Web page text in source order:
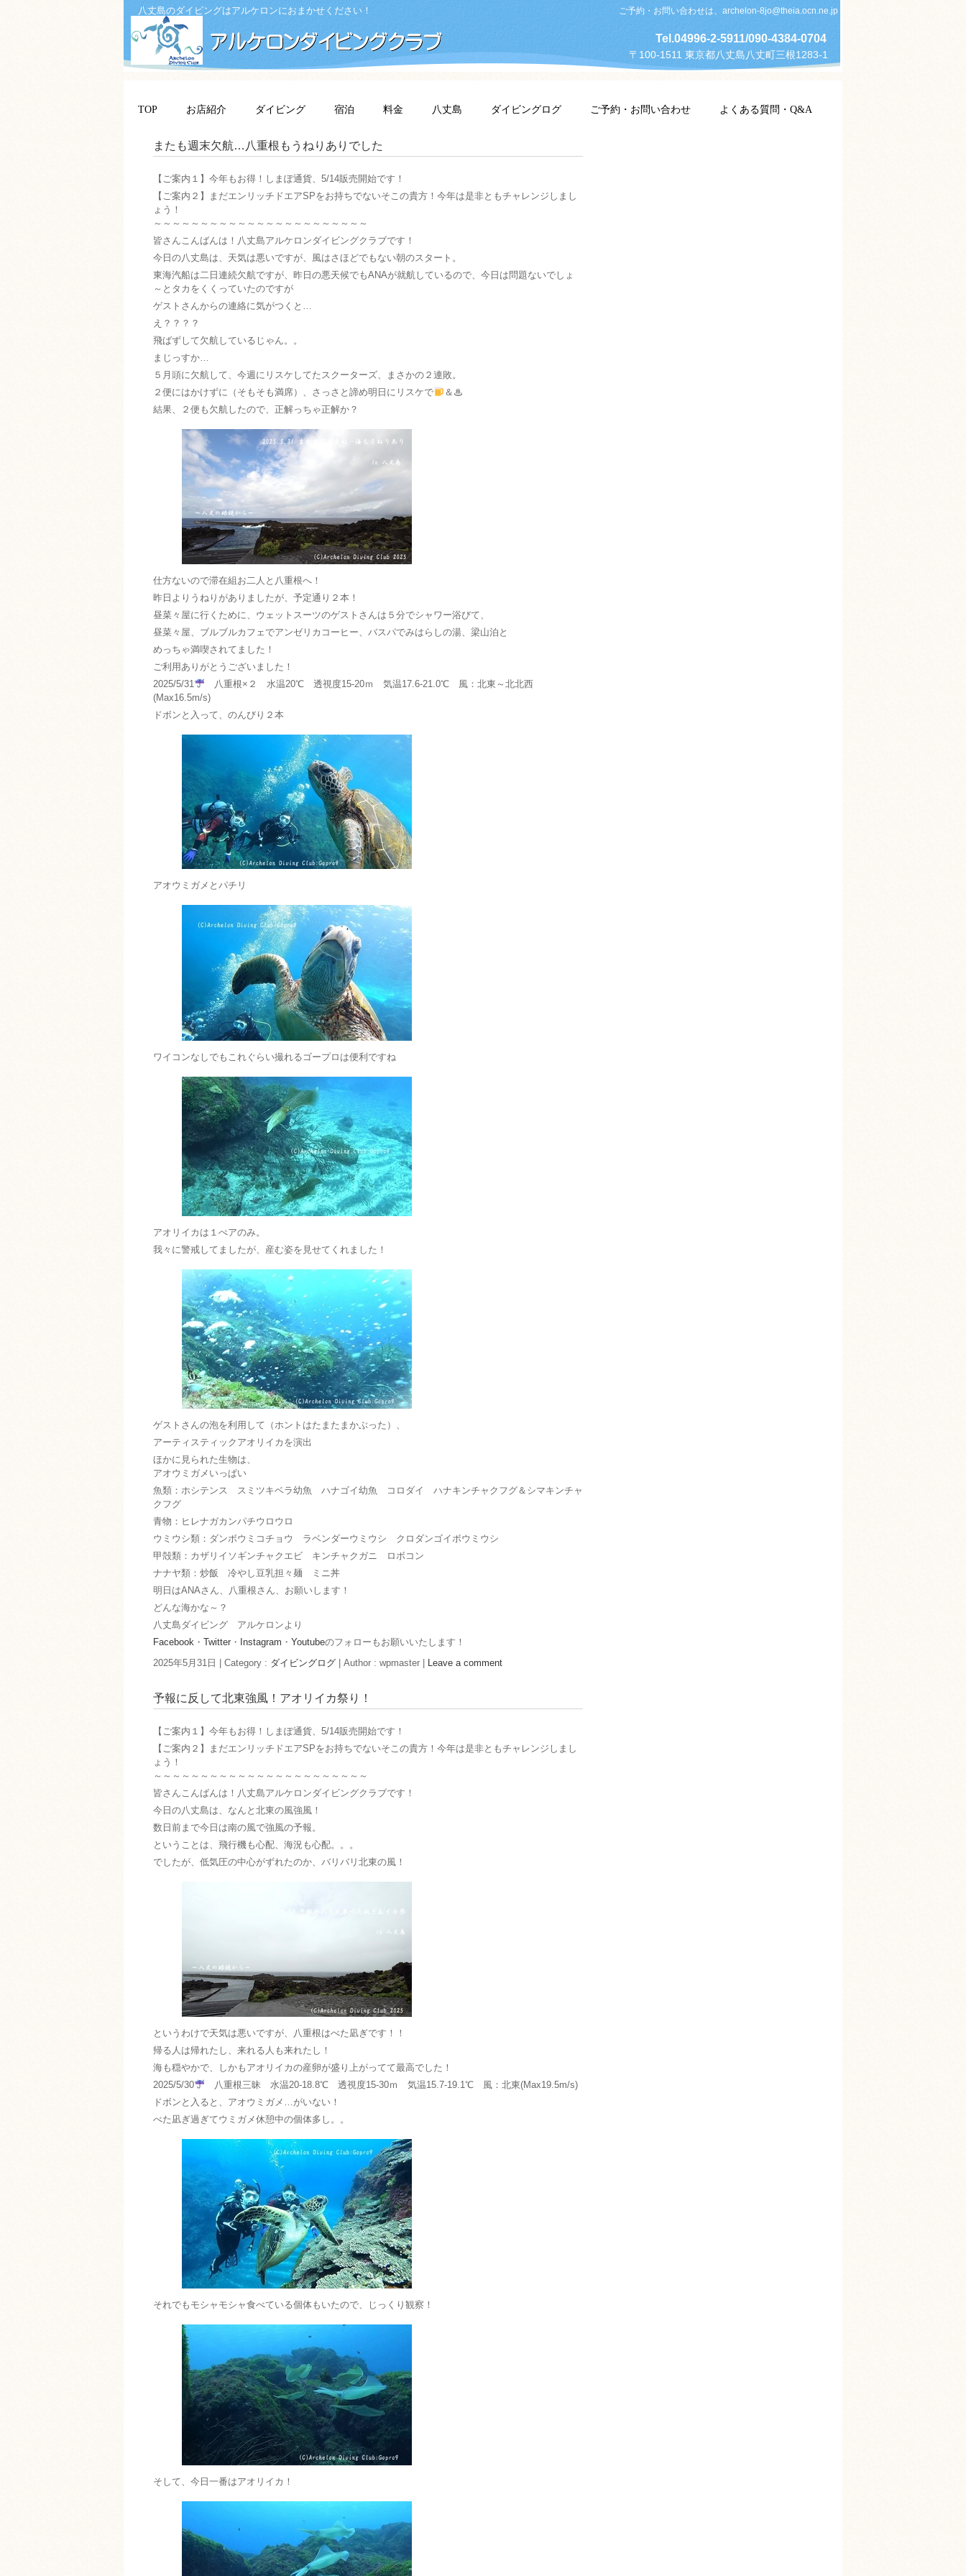
八丈島のダイビングはアルケロンにおまかせください！ ご予約・お問い合わせは、archelon-8jo@theia.ocn.ne.jp
Tel.04996-2-5911/090-4384-0704
〒100-1511 東京都八丈島八丈町三根1283-1
TOP お店紹介 ダイビング 宿泊 料金 八丈島 ダイビングログ ご予約・お問い合わせ よくある質問・Q&A
またも週末欠航…八重根もうねりありでした
【ご案内１】今年もお得！しまぽ通貨、5/14販売開始です！
【ご案内２】まだエンリッチドエアSPをお持ちでないそこの貴方！今年は是非ともチャレンジしまし
ょう！
～～～～～～～～～～～～～～～～～～～～～～～
皆さんこんばんは！八丈島アルケロンダイビングクラブです！
今日の八丈島は、天気は悪いですが、風はさほどでもない朝のスタート。
東海汽船は二日連続欠航ですが、昨日の悪天候でもANAが就航しているので、今日は問題ないでしょ
～とタカをくくっていたのですが
ゲストさんからの連絡に気がつくと…
え？？？？
飛ばずして欠航しているじゃん。。
まじっすか…
５月頭に欠航して、今週にリスケしてたスクーターズ、まさかの２連敗。
２便にはかけずに（そもそも満席）、さっさと諦め明日にリスケで
＆♨
結果、２便も欠航したので、正解っちゃ正解か？
仕方ないので滞在組お二人と八重根へ！
昨日よりうねりがありましたが、予定通り２本！
昼菜々屋に行くために、ウェットスーツのゲストさんは５分でシャワー浴びて、
昼菜々屋、ブルブルカフェでアンゼリカコーヒー、バスパでみはらしの湯、梁山泊と
めっちゃ満喫されてました！
ご利用ありがとうございました！
2025/5/31
八重根×２ 水温20℃ 透視度15-20ｍ 気温17.6-21.0℃ 風：北東～北北西
(Max16.5m/s)
ドボンと入って、のんびり２本
アオウミガメとパチリ
ワイコンなしでもこれぐらい撮れるゴープロは便利ですね
アオリイカは１ぺアのみ。
我々に警戒してましたが、産む姿を見せてくれました！
ゲストさんの泡を利用して（ホントはたまたまかぶった）、
アーティスティックアオリイカを演出
ほかに見られた生物は、
アオウミガメいっぱい
魚類：ホシテンス スミツキベラ幼魚 ハナゴイ幼魚 コロダイ ハナキンチャクフグ＆シマキンチャ
クフグ
青物：ヒレナガカンパチウロウロ
ウミウシ類：ダンボウミコチョウ ラベンダーウミウシ クロダンゴイボウミウシ
甲殻類：カザリイソギンチャクエビ キンチャクガニ ロボコン
ナナヤ類：炒飯 冷やし豆乳担々麺 ミニ丼
明日はANAさん、八重根さん、お願いします！
どんな海かな～？
八丈島ダイビング アルケロンより
Facebook ・ Twitter ・ Instagram ・ Youtubeのフォローもお願いいたします！
2025年5月31日
Category : ダイビングログ Author : wpmaster Leave a comment
予報に反して北東強風！アオリイカ祭り！
【ご案内１】今年もお得！しまぽ通貨、5/14販売開始です！
【ご案内２】まだエンリッチドエアSPをお持ちでないそこの貴方！今年は是非ともチャレンジしまし
ょう！
～～～～～～～～～～～～～～～～～～～～～～～
皆さんこんばんは！八丈島アルケロンダイビングクラブです！
今日の八丈島は、なんと北東の風強風！
数日前まで今日は南の風で強風の予報。
ということは、飛行機も心配、海況も心配。。。
でしたが、低気圧の中心がずれたのか、バリバリ北東の風！
というわけで天気は悪いですが、八重根はべた凪ぎです！！
帰る人は帰れたし、来れる人も来れたし！
海も穏やかで、しかもアオリイカの産卵が盛り上がってて最高でした！
2025/5/30
八重根三昧 水温20-18.8℃ 透視度15-30ｍ 気温15.7-19.1℃ 風：北東(Max19.5m/s)
ドボンと入ると、アオウミガメ…がいない！
べた凪ぎ過ぎてウミガメ休憩中の個体多し。。
それでもモシャモシャ食べている個体もいたので、じっくり観察！
そして、今日一番はアオリイカ！